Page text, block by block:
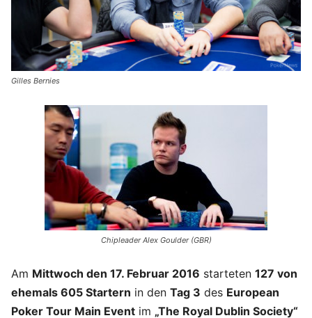
Gilles Bernies
Chipleader Alex Goulder (GBR)
Am Mittwoch den 17. Februar 2016 starteten 127 von
ehemals 605 Startern in den Tag 3 des European
Poker Tour Main Event im „The Royal Dublin Society“